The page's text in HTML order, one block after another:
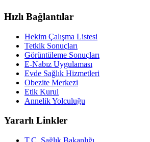
Hızlı Bağlantılar
Hekim Çalışma Listesi
Tetkik Sonuçları
Görüntüleme Sonuçları
E-Nabız Uygulaması
Evde Sağlık Hizmetleri
Obezite Merkezi
Etik Kurul
Annelik Yolculuğu
Yararlı Linkler
T.C. Sağlık Bakanlığı